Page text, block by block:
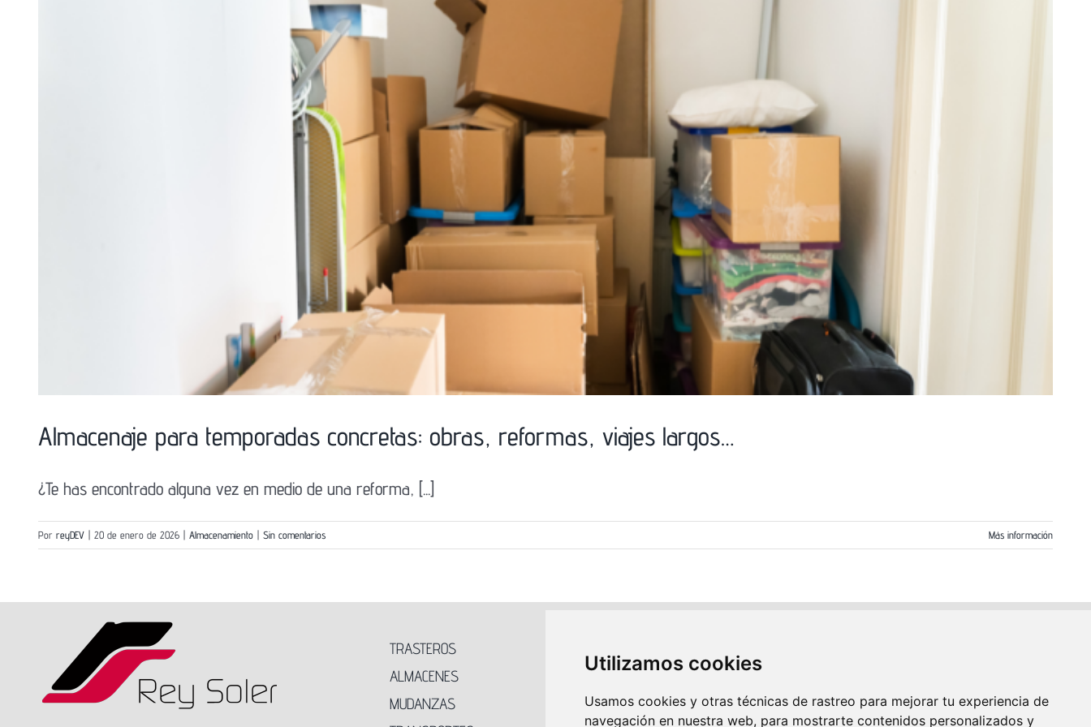
Utilizamos cookies
Usamos cookies y otras técnicas de rastreo para mejorar tu experiencia de
navegación en nuestra web, para mostrarte contenidos personalizados y
Almacenaje para temporadas concretas: obras, reformas, viajes largos…
¿Te has encontrado alguna vez en medio de una reforma, [...]
Por reyDEV | 20 de enero de 2026 | Almacenamiento | Sin comentarios Más información
TRASTEROS
ALMACENES
MUDANZAS
ALQUILER DE ALMACENES EN MADRID